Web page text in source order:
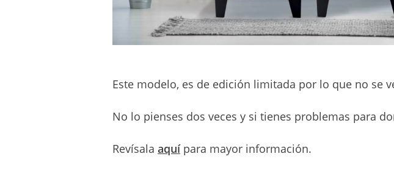
Este modelo, es de edición limitada por lo que no se
No lo pienses dos veces y si tienes problemas para
Revísala aquípara mayor información.